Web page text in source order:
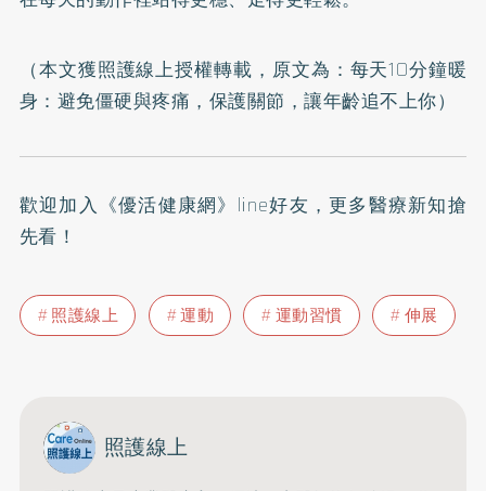
（本文獲照護線上授權轉載，原文為： 每天10分鐘暖
身：避免僵硬與疼痛，保護關節，讓年齡追不上你）
歡迎加入 《優活健康網》line好友 ，更多醫療新知搶
先看！
照護線上 運動 運動習慣 伸展
照護線上